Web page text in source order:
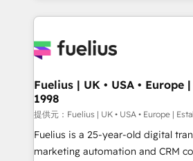
sure you can actually use it, build
for you and execute it on HubSpot. We are on the
framework, meaning we've been
HubSpot and vetted by the CCS,
can support public sector
other ones listed in our profile. Our services: -
HubSpot implementation - HubSpot CMS website
Fuelius | UK • USA • Europe
1998
提供元：Fuelius | UK • USA • Europe |
Fuelius is a 25-year-old digital
marketing automation and CRM